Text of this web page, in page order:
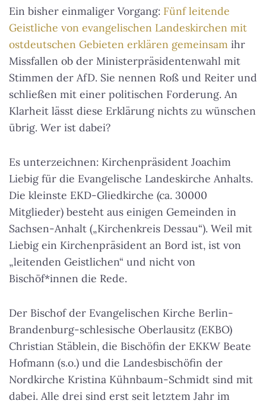
Ein bisher einmaliger Vorgang: Fünf leitende
Geistliche von evangelischen Landeskirchen mit
ostdeutschen Gebieten erklären gemeinsam ihr
Missfallen ob der Ministerpräsidentenwahl mit
Stimmen der AfD. Sie nennen Roß und Reiter und
schließen mit einer politischen Forderung. An
Klarheit lässt diese Erklärung nichts zu wünschen
übrig. Wer ist dabei?
Es unterzeichnen: Kirchenpräsident Joachim
Liebig für die Evangelische Landeskirche Anhalts.
Die kleinste EKD-Gliedkirche (ca. 30000
Mitglieder) besteht aus einigen Gemeinden in
Sachsen-Anhalt („Kirchenkreis Dessau“). Weil mit
Liebig ein Kirchenpräsident an Bord ist, ist von
„leitenden Geistlichen“ und nicht von
Bischöf*innen die Rede.
Der Bischof der Evangelischen Kirche Berlin-
Brandenburg-schlesische Oberlausitz (EKBO)
Christian Stäblein, die Bischöfin der EKKW Beate
Hofmann (s.o.) und die Landesbischöfin der
Nordkirche Kristina Kühnbaum-Schmidt sind mit
dabei. Alle drei sind erst seit letztem Jahr im